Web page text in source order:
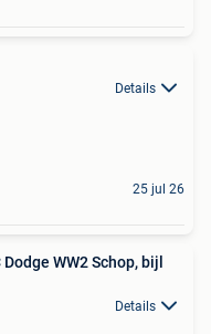
Details
25 jul 26
Details